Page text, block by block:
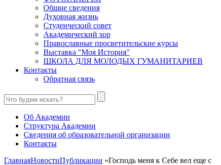
Общие сведения
Духовная жизнь
Студенческий совет
Академический хор
Православные просветительские курсы
Выставка "Моя История"
ШКОЛА ДЛЯ МОЛОДЫХ ГУМАНИТАРИЕВ
Контакты
Обратная связь
Об Академии
Структура Академии
Сведения об образовательной организации
Контакты
ГлавнаяНовостиПубликации «Господь меня к Себе вел еще с